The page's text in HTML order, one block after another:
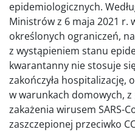
epidemiologicznych.
Ministrów z 6 maja 2021 r.
określonych ograniczeń,
z wystąpieniem stanu
kwarantanny nie stosuje
zakończyła hospitalizację,
w warunkach domowych,
zakażenia wirusem SARS-
zaszczepionej przeciwko